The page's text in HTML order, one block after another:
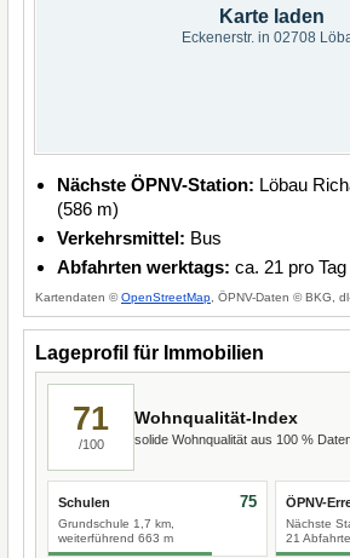
Karte laden
Eckenerstr. in 02708
Nächste ÖPNV-Station: Löbau
(586 m)
Verkehrsmittel: Bus
Abfahrten werktags: ca. 21 pro Tag
Kartendaten ©OpenStreetMap , ÖPNV-Daten © BKG,
Lageprofil für Immobilien
71
/100
Wohnqualität-Index
solide Wohnqualität aus 100 %
Schulen
Grundschule 1,7 km,
weiterführend 663 m
75 ÖPNV-
Nächste
21